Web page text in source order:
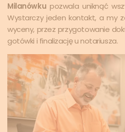
Milanówku pozwala uniknąć
Wystarczy jeden kontakt, a my
wyceny, przez przygotowanie
gotówki i finalizację u notariusza.